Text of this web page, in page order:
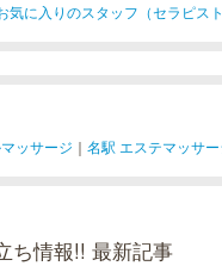
気に入りのスタッフ（セラピス
ッサージ ｜ 名駅 エステマッサー
ち情報!! 最新記事